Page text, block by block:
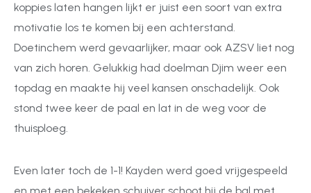
koppies laten hangen lijkt er juist een soort van extra
motivatie los te komen bij een achterstand.
Doetinchem werd gevaarlijker, maar ook AZSV liet nog
van zich horen. Gelukkig had doelman Djim weer een
topdag en maakte hij veel kansen onschadelijk. Ook
stond twee keer de paal en lat in de weg voor de
thuisploeg.
Even later toch de 1-1! Kayden werd goed vrijgespeeld